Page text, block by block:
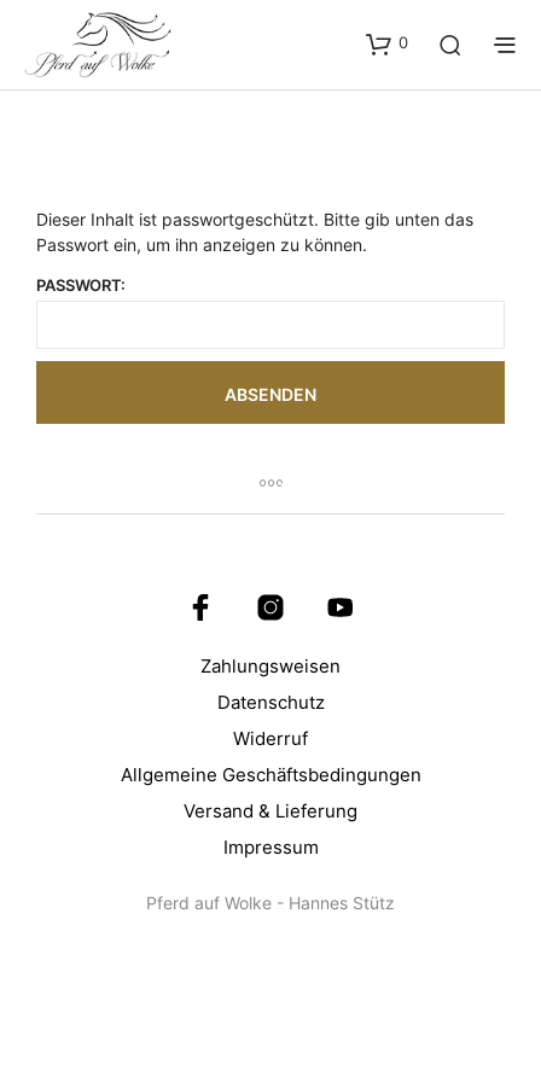
0
Dieser Inhalt ist passwortgeschützt. Bitte gib unten das
Passwort ein, um ihn anzeigen zu können.
PASSWORT:
Zahlungsweisen
Datenschutz
Widerruf
Allgemeine Geschäftsbedingungen
Versand & Lieferung
Impressum
Pferd auf Wolke - Hannes Stütz